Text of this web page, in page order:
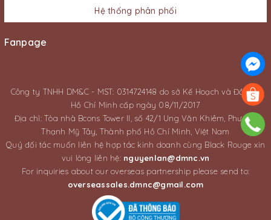
Hệ thống phân phối
Công ty TNHH DM&C - MST: 0314724148 do sở Kế Hoạch và Đầu Tư
Hồ Chí Minh cấp ngày 08/11/2017
Địa chỉ: Tòa nhà Bcons Tower II, số 42/1 Ung Văn Khiêm, Phường
Thạnh Mỹ Tây, Thành phố Hồ Chí Minh, Việt Nam
Quý đối tác muốn liên hệ hợp tác kinh doanh cùng Black Rouge xin
vui lòng liên hệ: nguyenlan@dmnc.vn
For inquiries about our overseas partnership please send to:
overseassales.dmnc@gmail.com
Fanpage